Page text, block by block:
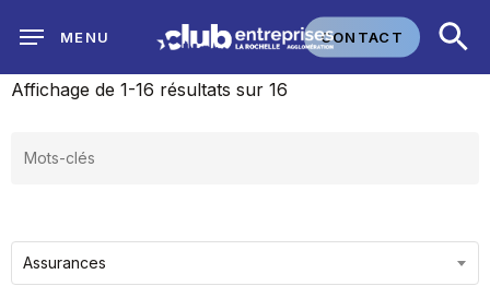
main
CONTACT
MENU
Affichage de 1-16 résultats sur 16
Assurances